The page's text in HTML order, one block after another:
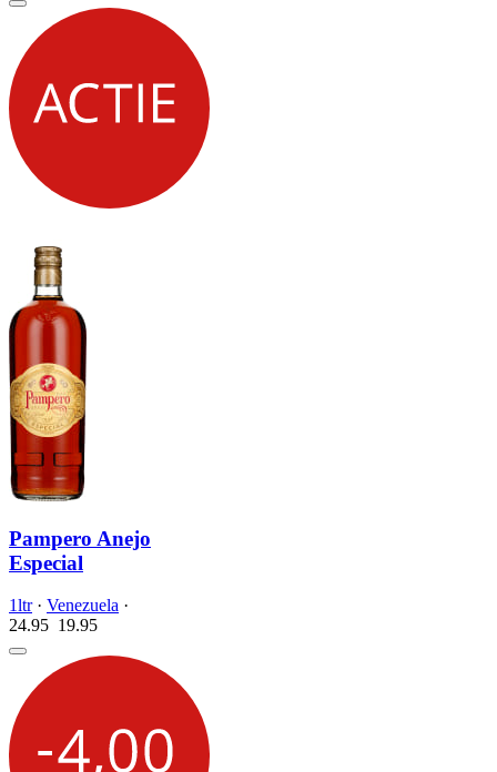
Pampero Anejo
Especial
1ltr· Venezuela ·
24.95 19.95